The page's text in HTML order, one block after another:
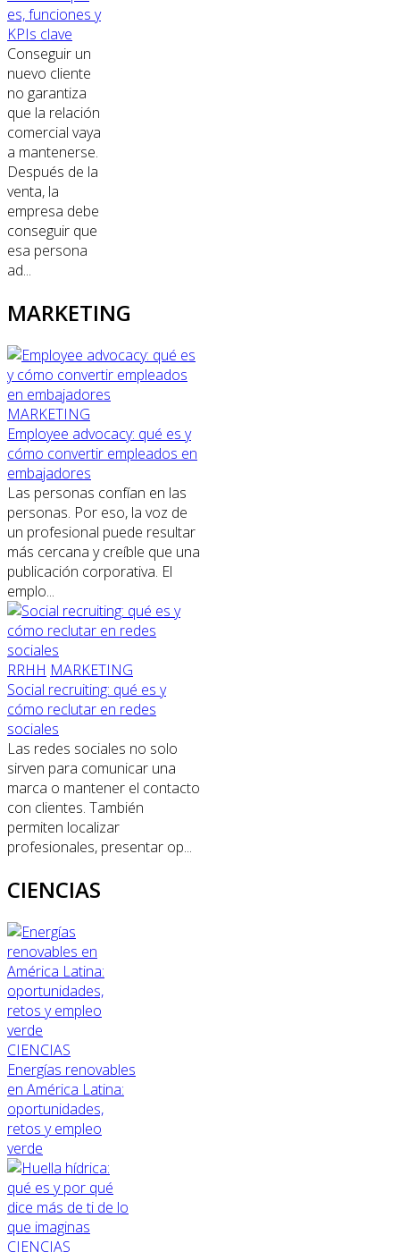
es, funciones y
KPIs clave
Conseguir un
nuevo cliente
no garantiza
que la relación
comercial vaya
a mantenerse.
Después de la
venta, la
empresa debe
conseguir que
esa persona
ad...
MARKETING
MARKETING
Employee advocacy: qué es y
cómo convertir empleados en
embajadores
Las personas confían en las
personas. Por eso, la voz de
un profesional puede resultar
más cercana y creíble que una
publicación corporativa. El
emplo...
RRHH MARKETING
Social recruiting: qué es y
cómo reclutar en redes
sociales
Las redes sociales no solo
sirven para comunicar una
marca o mantener el contacto
con clientes. También
permiten localizar
profesionales, presentar op...
CIENCIAS
CIENCIAS
Energías renovables
en América Latina:
oportunidades,
retos y empleo
verde
CIENCIAS